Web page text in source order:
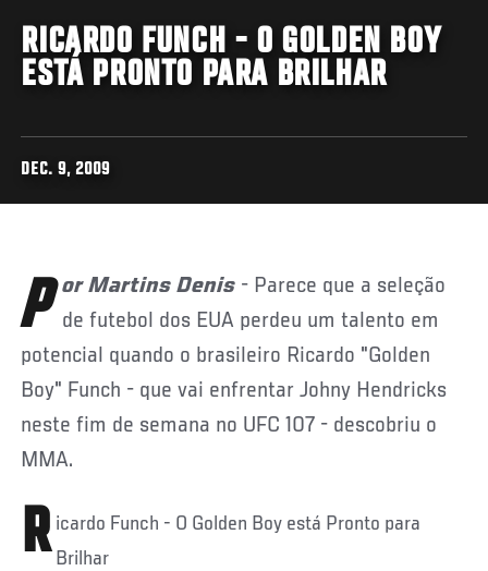
RICARDO FUNCH - O GOLDEN BOY
ESTÁ PRONTO PARA BRILHAR
DEC. 9, 2009
Por Martins Denis - Parece que a seleção
de futebol dos EUA perdeu um talento em
potencial quando o brasileiro Ricardo "Golden
Boy" Funch - que vai enfrentar Johny Hendricks
neste fim de semana no UFC 107 - descobriu o
MMA.
R icardo Funch - O Golden Boy está Pronto para
Brilhar